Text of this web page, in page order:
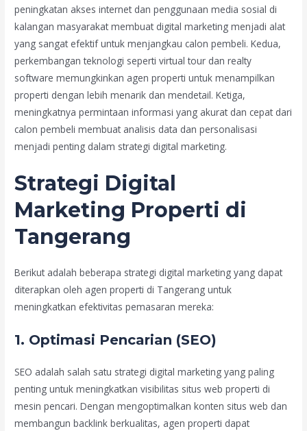
peningkatan akses internet dan penggunaan media sosial di
kalangan masyarakat membuat digital marketing menjadi alat
yang sangat efektif untuk menjangkau calon pembeli. Kedua,
perkembangan teknologi seperti virtual tour dan realty
software memungkinkan agen properti untuk menampilkan
properti dengan lebih menarik dan mendetail. Ketiga,
meningkatnya permintaan informasi yang akurat dan cepat dari
calon pembeli membuat analisis data dan personalisasi
menjadi penting dalam strategi digital marketing.
Strategi Digital
Marketing Properti di
Tangerang
Berikut adalah beberapa strategi digital marketing yang dapat
diterapkan oleh agen properti di Tangerang untuk
meningkatkan efektivitas pemasaran mereka:
1. Optimasi Pencarian (SEO)
SEO adalah salah satu strategi digital marketing yang paling
penting untuk meningkatkan visibilitas situs web properti di
mesin pencari. Dengan mengoptimalkan konten situs web dan
membangun backlink berkualitas, agen properti dapat